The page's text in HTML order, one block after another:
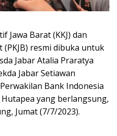
Jawa Barat (KKJ) dan
(PKJB) resmi dibuka untuk
Jabar Atalia Praratya
Jabar Setiawan
Bank Indonesia
yang berlangsung,
Jumat (7/7/2023).